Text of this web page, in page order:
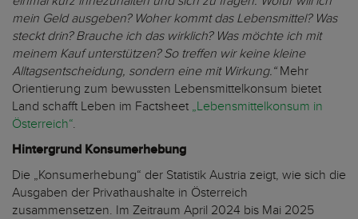
mein Geld ausgeben? Woher kommt das Lebensmittel? Was
steckt drin? Brauche ich das wirklich? Was möchte ich mit
meinem Kauf unterstützen? So treffen wir keine kleine
Alltagsentscheidung, sondern eine mit Wirkung.“Mehr
Orientierung zum bewussten Lebensmittelkonsum bietet
Land schafft Leben im Factsheet „Lebensmittelkonsum in
Österreich“.
Hintergrund Konsumerhebung
Die „Konsumerhebung“ der Statistik Austria zeigt, wie sich die
Ausgaben der Privathaushalte in Österreich
zusammensetzen. Im Zeitraum April 2024 bis Mai 2025